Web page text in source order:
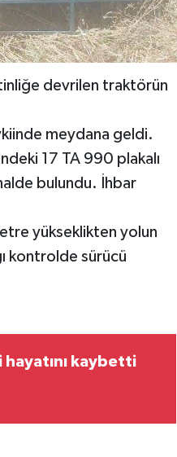
devrilen traktörün
meydana geldi.
17 TA 990 plakalı
bulundu. İhbar
yükseklikten yolun
kontrolde sürücü
hayatını kaybetti